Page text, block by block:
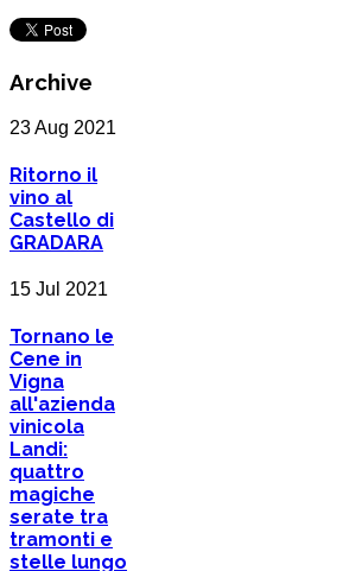
Archive
23 Aug 2021
Ritorno il
vino al
Castello di
GRADARA
15 Jul 2021
Tornano le
Cene in
Vigna
all'azienda
vinicola
Landi:
quattro
magiche
serate tra
tramonti e
stelle lungo